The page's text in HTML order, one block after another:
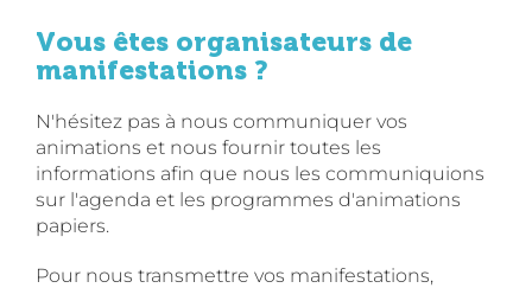
Vous êtes organisateurs de
manifestations ?
N'hésitez pas à nous communiquer vos
animations et nous fournir toutes les
informations afin que nous les communiquions
sur l'agenda et les programmes d'animations
papiers.
Pour nous transmettre vos manifestations,